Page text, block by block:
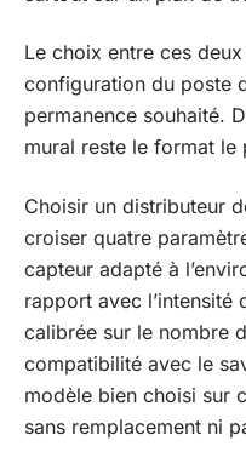
Le choix entre ces
configuration du poste
permanence souhaité.
mural reste le format
Choisir un distributeur
croiser quatre
capteur adapté à
rapport avec l’intensité
calibrée sur le nombre
compatibilité avec le
modèle bien choisi sur
sans remplacement ni